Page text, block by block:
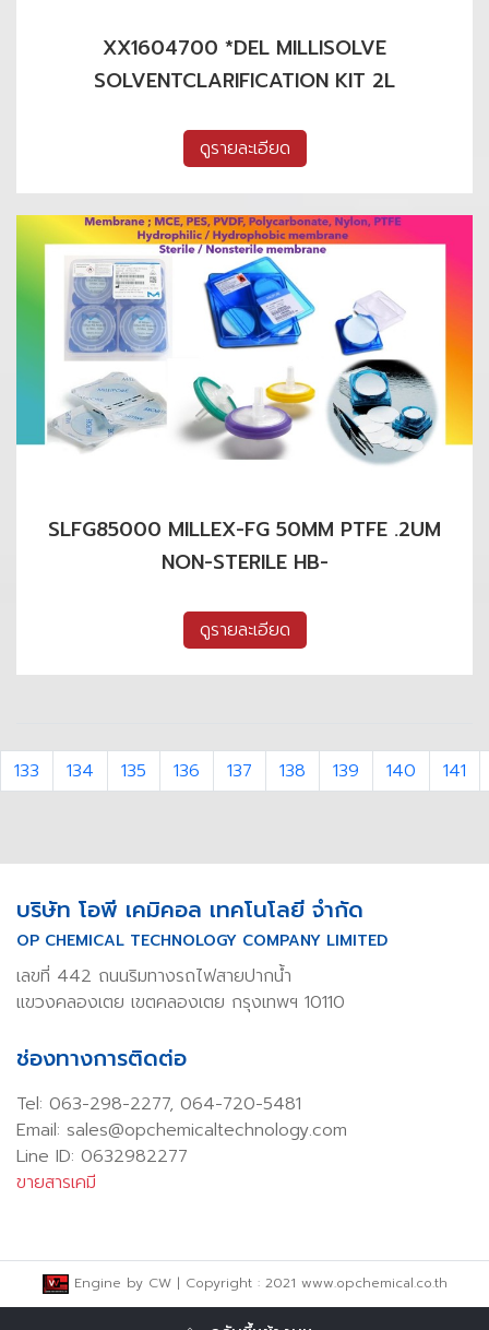
XX1604700 *DEL MILLISOLVE
SOLVENTCLARIFICATION KIT 2L
ดูรายละเอียด
SLFG85000 MILLEX-FG 50MM PTFE .2UM
NON-STERILE HB-
ดูรายละเอียด
133 134 135 136 137 138 139 140 141
บริษัท โอพี เคมิคอล เทคโนโลยี จำกัด
OP CHEMICAL TECHNOLOGY COMPANY LIMITED
เลขที่ 442 ถนนริมทางรถไฟสายปากน้ำ
แขวงคลองเตย เขตคลองเตย กรุงเทพฯ 10110
ช่องทางการติดต่อ
Tel: 063-298-2277, 064-720-5481
Email: sales@opchemicaltechnology.com
Line ID: 0632982277
ขายสารเคมี
Engine by CW| Copyright : 2021 www.opchemical.co.th